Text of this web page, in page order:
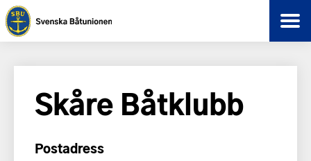
Skåre Båtklubb
Postadress